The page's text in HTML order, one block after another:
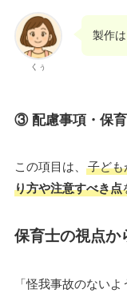
くぅ
製作
③ 配慮事項・保育
この項目は、 子ども
り方や注意すべき点
保育士の視点か
「怪我事故のない